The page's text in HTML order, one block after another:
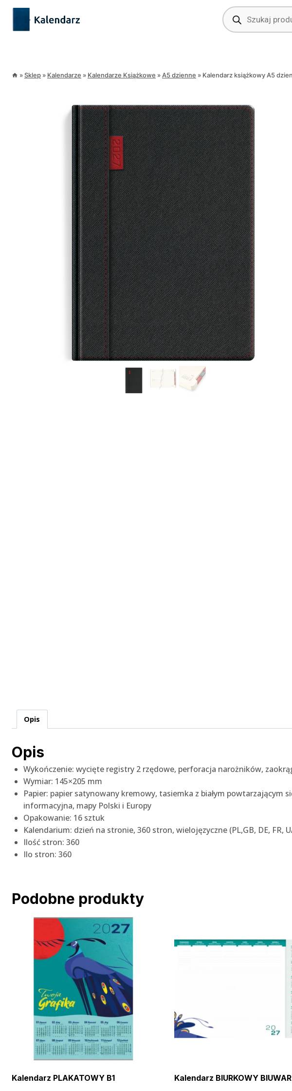
treści
Przejdź
treści
Wyszukiwarka
produktów
»Sklep » Kalendarze » Kalendarze Książkowe »A5 dzienne » Kalendarz książkowy A5
Opis
Opis
Wykończenie: wycięte registry 2 rzędowe, perforacja narożników,
Wymiar: 145×205 mm
Papier: papier satynowany kremowy, tasiemka z białym
informacyjna, mapy Polski i Europy
Opakowanie: 16 sztuk
Kalendarium: dzień na stronie, 360 stron, wielojęzyczne (PL,GB, DE, FR,
Ilość stron: 360
Ilo stron: 360
Podobne produkty
Kalendarz PLAKATOWY B1 Kalendarz BIURKOWY